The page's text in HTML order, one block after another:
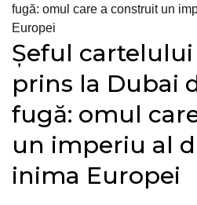
fugă: omul care a construit un
Europei
Șeful
prins la Dubai
fugă: omul
un imperiu al
inima Europei